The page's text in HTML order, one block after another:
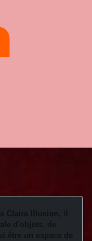
Claire Illusion, il
d'objets, de
être un espace de